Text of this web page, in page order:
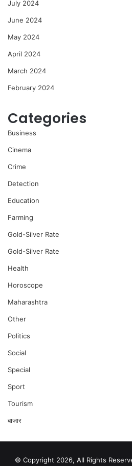
July 2024
June 2024
May 2024
April 2024
March 2024
February 2024
Categories
Business
Cinema
Crime
Detection
Education
Farming
Gold-Silver Rate
Gold-Silver Rate
Health
Horoscope
Maharashtra
Other
Politics
Social
Special
Sport
Tourism
बाजार
© Copyright 2026, All Rights